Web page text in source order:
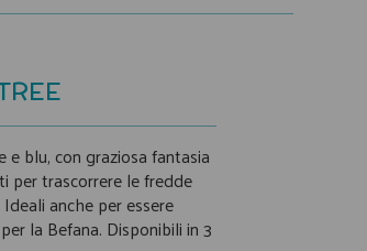
blu, con graziosa fantasia
per trascorrere le fredde
anche per essere
la Befana. Disponibili in 3